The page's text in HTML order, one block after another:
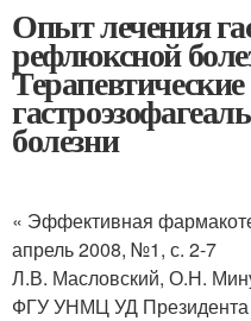
Опыт лечения
рефлюксной
болезни
« Эффективная
апрель 2008, №1, с. 2-7
Л.В. Масловский, О.Н.
ФГУ УНМЦ УД